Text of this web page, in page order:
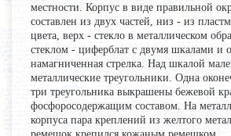
местности. Корпус в виде правильной
составлен из двух частей, низ - из
цвета, верх - стекло в металлическом
стеклом - циферблат с двумя шкалами и
намагниченная стрелка. Над шкалой
металлические треугольники. Одна
три треугольника выкрашены бежевой
фосфоросодержащим составом. На
корпуса пара креплений из желтого